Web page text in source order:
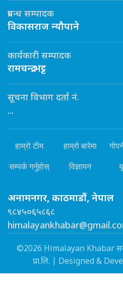
प्रबन्ध सम्पादक
विकासराज न्यौपाने
कार्यकारी सम्पादक
रामचन्द्र भट्ट
सूचना विभाग दर्ता नं.
...
हाम्रो टीम हाम्रो बारेमा
सम्पर्क गर्नुहोस् विज्ञापन
अनामनगर, काठमाडौं, नेपाल
९८४५०६५८६८
©2026 Himalayan Khabar
प्रा.लि. | Designed &